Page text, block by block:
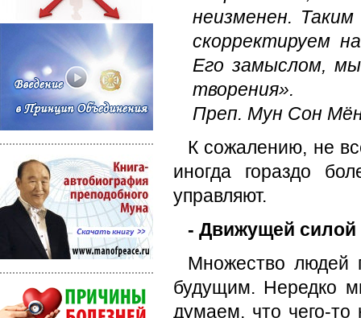
неизменен.
скорректируем
Его замыслом,
творения».
Преп. Мун Сон
К сожалению, не
иногда гораздо
управляют.
- Движущей
Множество людей
будущим. Нередко
думаем, что чего-